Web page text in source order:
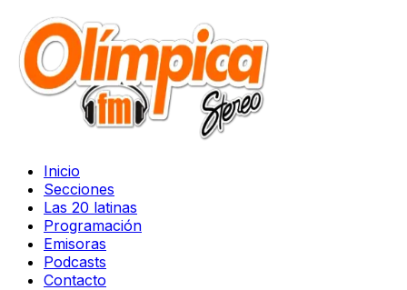
Inicio
Secciones
Las 20 latinas
Programación
Emisoras
Podcasts
Contacto